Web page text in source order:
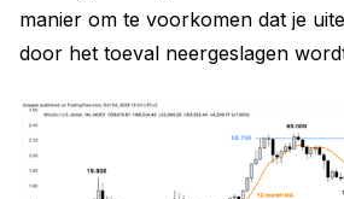
manier om te voorkomen dat je
door het toeval neergeslagen